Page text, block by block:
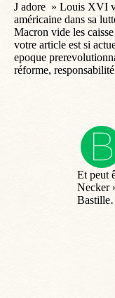
J adore » Louis XVI
américaine dans sa
Macron vide les
votre article est si
epoque
réforme,
Et peut
Necker